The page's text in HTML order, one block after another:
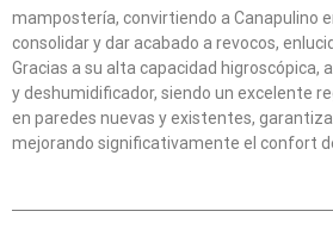
mampostería, convirtiendo a Canapulino
consolidar y dar acabado a revocos,
Gracias a su alta capacidad higroscópica,
y deshumidificador, siendo un excelente
en paredes nuevas y existentes,
mejorando significativamente el confort